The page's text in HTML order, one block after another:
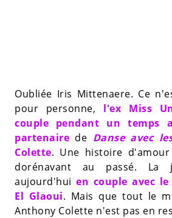
Oubliée Iris Mittenaere. Ce
pour personne, l'ex Miss
couple pendant un temps
partenaire de Danse avec
Colette. Une histoire
dorénavant au passé. La
aujourd'huien couple avec
El Glaoui. Mais que tout le
Anthony Colette n'est pas en